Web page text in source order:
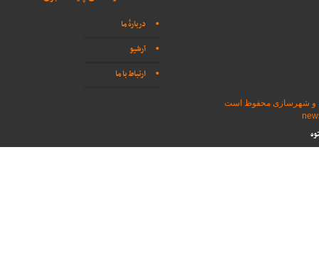
دربارهٔ ما
آرشیو
ارتباط با ما
و شهرسازی محفوظ است